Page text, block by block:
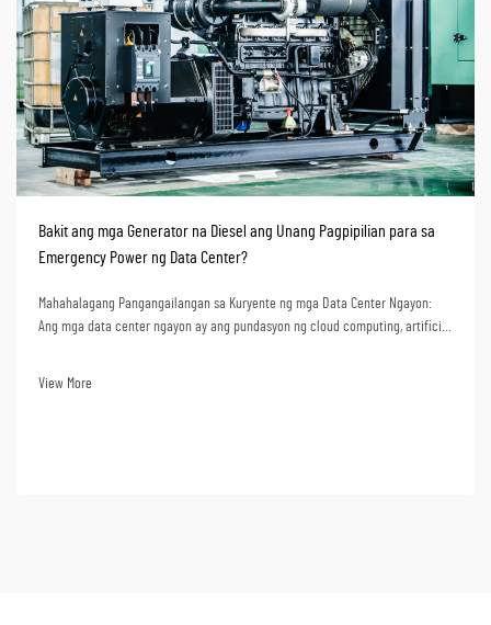
Bakit ang mga Generator na Diesel ang Unang Pagpipilian para sa
Emergency Power ng Data Center?
Mahahalagang Pangangailangan sa Kuryente ng mga Data Center Ngayon:
Ang mga data center ngayon ay ang pundasyon ng cloud computing, artificial
View More